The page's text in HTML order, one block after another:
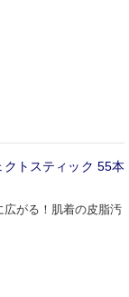
トスティック 55本
広がる！肌着の皮脂汚